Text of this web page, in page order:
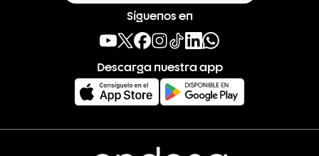
Síguenos en
Descarga nuestra app